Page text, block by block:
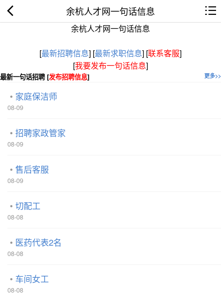
余杭人才网一句话信息
余杭人才网一句话信息
[最新招聘信息] [最新求职信息] [联系客服]
[我要发布一句话信息]
更多>>
最新一句话招聘 [发布招聘信息]
家庭保洁师
08-09
招聘家政管家
08-09
售后客服
08-09
切配工
08-08
医药代表2名
08-08
车间女工
08-08